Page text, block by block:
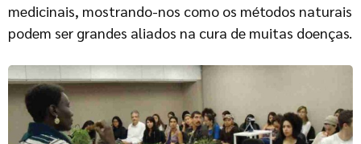
medicinais, mostrando-nos como os métodos naturais
podem ser grandes aliados na cura de muitas doenças.